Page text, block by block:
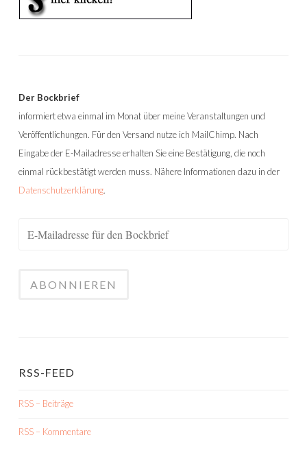
Der Bockbrief
informiert etwa einmal im Monat über meine Veranstaltungen und
Veröffentlichungen. Für den Versand nutze ich MailChimp. Nach
Eingabe der E-Mailadresse erhalten Sie eine Bestätigung, die noch
einmal rückbestätigt werden muss. Nähere Informationen dazu in der
Datenschutzerklärung.
RSS-FEED
RSS – Beiträge
RSS – Kommentare